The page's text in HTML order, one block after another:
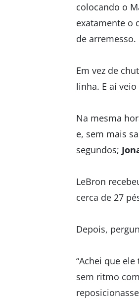
colocando o
exatamente o
de arremesso.
Em vez de
linha. E aí
Na mesma
e, sem mais
segundos;
LeBron
cerca de 27
Depois,
“Achei que
sem ritmo